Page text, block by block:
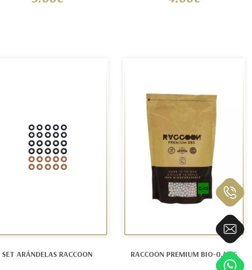
SET ARÁNDELAS RACCOON RACCOON PREMIUM BIO-0,40G